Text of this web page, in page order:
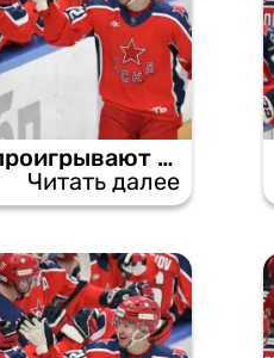
Армейцы проигрывают голевую дуэль в Магнитогорске.
Читать далее